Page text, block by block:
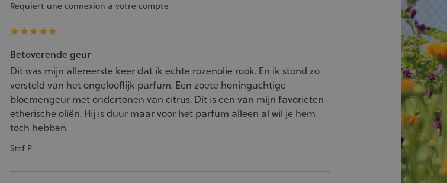
Requiert une connexion à votre compte
    
Betoverende geur
Dit was mijn allereerste keer dat ik echte rozenolie rook. En ik stond zo
versteld van het ongelooflijk parfum. Een zoete honingachtige
bloemengeur met ondertonen van citrus. Dit is een van mijn favorieten
etherische oliën. Hij is duur maar voor het parfum alleen al wil je hem
toch hebben.
Stef P.